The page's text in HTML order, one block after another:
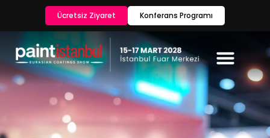
Ücretsiz Ziyaret Konferans Programı